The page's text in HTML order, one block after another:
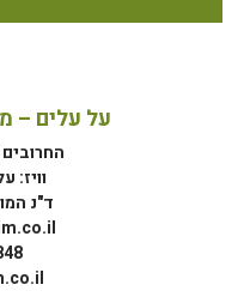
על עלים –
החרובים 8, מושב ציפורי
וויז:
ד"נ המוביל,